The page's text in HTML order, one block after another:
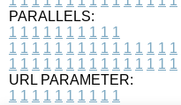
PARALLELS:
1 1 1 1 1 1 1 1 1 1
1 1 1 1 1 1 1 1 1 1 1 1 1 1 1
1 1 1 1 1 1 1 1 1 1 1 1 1 1 1
URL PARAMETER:
1 1 1 1 1 1 1 1 1 1